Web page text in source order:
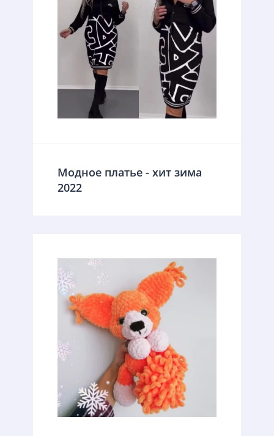
Модное платье - хит зима
2022